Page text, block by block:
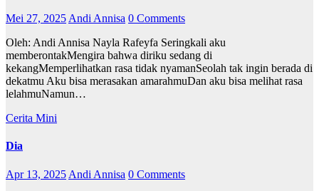
Mei 27, 2025 Andi Annisa 0 Comments
Oleh: Andi Annisa Nayla Rafeyfa Seringkali aku
memberontakMengira bahwa diriku sedang di
kekangMemperlihatkan rasa tidak nyamanSeolah tak ingin berada di
dekatmu Aku bisa merasakan amarahmuDan aku bisa melihat rasa
lelahmuNamun…
Cerita Mini
Dia
Apr 13, 2025 Andi Annisa 0 Comments